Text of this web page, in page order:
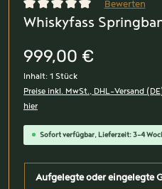
Durchschnittliche Bewertung
Bewerten
Whiskyfass
999,00 €
Inhalt: 1 Stück
Preise inkl. MwSt., DHL-Versand
hier
Sofort verfügbar, Lieferzeit: 3-4
Aufgelegte oder eingelegte